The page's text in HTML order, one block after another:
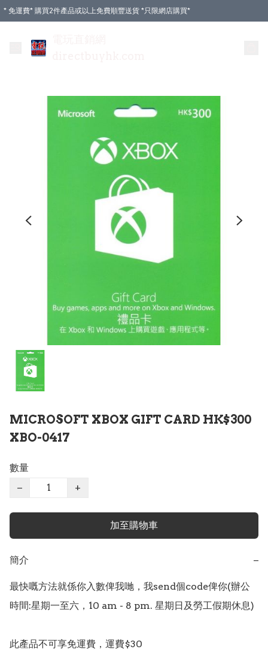
* 免運費* 購買2件產品或以上免費順豐送貨 *只限網店購買*
MICROSOFT XBOX GIFT CARD HK$300
XBO-0417
數量
−
+
加至購物車
簡介 −
最快嘅方法就係你入數俾我哋，我send個code俾你(辦公
時間:星期一至六，10 am - 8 pm. 星期日及勞工假期休息)
此產品不可享免運費，運費$30